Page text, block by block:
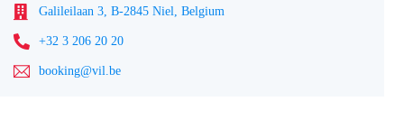
Galileilaan 3, B-2845 Niel, Belgium
+32 3 206 20 20
booking@vil.be